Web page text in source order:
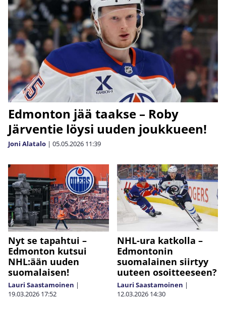
Edmonton jää taakse – Roby
Järventie löysi uuden joukkueen!
Joni Alatalo | 05.05.2026 11:39
Nyt se tapahtui –
Edmonton kutsui
NHL:ään uuden
suomalaisen!
Lauri Saastamoinen |
19.03.2026 17:52
NHL-ura katkolla –
Edmontonin
suomalainen siirtyy
uuteen osoitteeseen?
Lauri Saastamoinen |
12.03.2026 14:30